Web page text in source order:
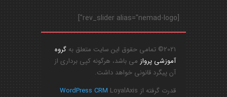
[rev_slider alias="nemad-logo"]
2021© تمامی حقوق این سایت متعلق به
گروه
آموزشی پرواز می باشد، هرگونه کپی برداری از
آن پیگرد قانونی خواهد داشت.
قدرت گرفته از
WordPress CRM LoyalAxis